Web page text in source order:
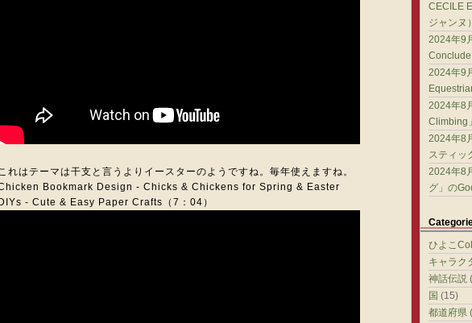
れはテーマは干支と言うよりイースターのようですね。毎年使えますね。
Bookmark Design - Chicks & Chickens for Spring & Easter
DIYs - Cute & Easy Paper Crafts（7：04）
CECILE
ジャンヌ
2024年9
2024年9
2024年8
Climbing
2024年8
スティッ
2024年8
グ」の
ひよこ
キャラク
神話伝説
国 (15)
都道府県